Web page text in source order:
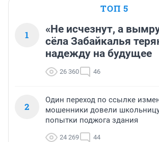
ТОП 5
1
«Не исчезнут, а
сёла Забайкалья
надежду на будущее
26 360 46
2
Один переход по ссылке
мошенники довели
попытки поджога здания
24 269 44